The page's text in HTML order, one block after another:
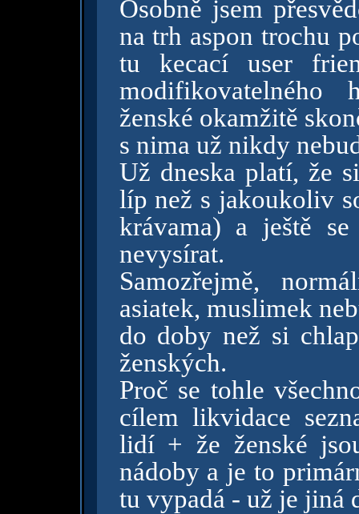
Osobně jsem
na trh aspon trochu
tu kecací user
ženské okamžitě
s nima už nikdy
Už dneska platí, že
líp než s jakoukoliv
krávama) a ještě
nevysírat.
Samozřejmě,
asiatek, muslimek
do doby než si
ženských.
Proč se tohle
cílem likvidace
lidí + že ženské
nádoby a je to
tu vypadá - už je jiná